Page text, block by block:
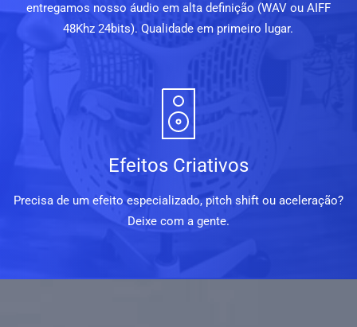
entregamos nosso áudio em alta definição (WAV ou AIFF
48Khz 24bits). Qualidade em primeiro lugar.
Efeitos Criativos
Precisa de um efeito especializado, pitch shift ou aceleração?
Deixe com a gente.